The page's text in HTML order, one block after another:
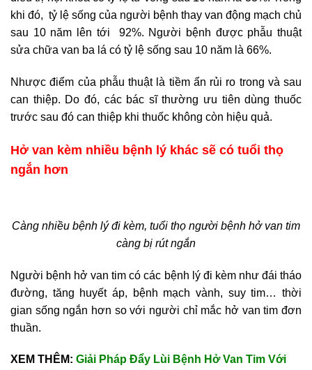
khi đó, tỷ lệ sống của người bệnh thay van động mạch chủ
sau 10 năm lên tới 92%. Người bệnh được phẫu thuật
sửa chữa van ba lá có tỷ lệ sống sau 10 năm là 66%.
Nhược điểm của phẫu thuật là tiềm ẩn rủi ro trong và sau
can thiệp. Do đó, các bác sĩ thường ưu tiên dùng thuốc
trước sau đó can thiệp khi thuốc không còn hiệu quả.
Hở van kèm nhiều bệnh lý khác sẽ có tuổi thọ
ngắn hơn
Càng nhiều bệnh lý đi kèm, tuổi thọ người bệnh hở van tim
càng bị rút ngắn
Người bệnh hở van tim có các bệnh lý đi kèm như đái tháo
đường, tăng huyết áp, bệnh mạch vành, suy tim… thời
gian sống ngắn hơn so với người chỉ mắc hở van tim đơn
thuần.
XEM THÊM: Giải Pháp Đẩy Lùi Bệnh Hở Van Tim Với